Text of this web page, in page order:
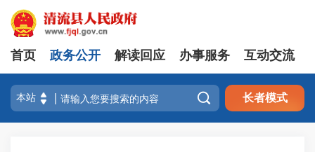
首页 政务公开 解读回应 办事服务 互动交流
 长者模式